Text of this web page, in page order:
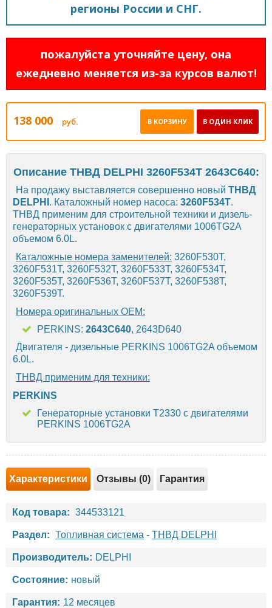
регионы России и СНГ.
пожалуйста уточняйте цену, она
ежедневно меняется из-за курсов валют!
138 000 руб. В ОДИН КЛИК
В КОРЗИНУ
Описание ТНВД DELPHI 3260F534T 2643C640:
На продажу выставляется совершенно новый ТНВД
DELPHI . Каталожный номер насоса: 3260F534T.
ТНВД применим для строительной техники и дизель-
генераторных установок с двигателями 1006TG2A
объемом 6.0L.
Каталожные номера заменителей: 3260F530T,
3260F531T, 3260F532T, 3260F533T, 3260F534T,
3260F535T, 3260F536T, 3260F537T, 3260F538T,
3260F539T.
Номера оригинальных OEM:
PERKINS: 2643C640, 2643D640
Двигателя - дизельные PERKINS 1006TG2A объемом
6.0L.
ТНВД применим для техники:
PERKINS
Генераторные установки T2330 с двигателями
PERKINS 1006TG2A
Характеристики Отзывы (0) Гарантия
Код товара: 344533121
Раздел: Топливная система - ТНВД DELPHI
Производитель: DELPHI
Состояние: новый
Гарантия: 12 месяцев